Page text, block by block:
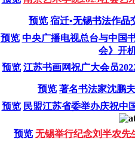
预览 宿迁•无锡书法作品
预览 中央广播电视总台与中国
会》开
预览 江苏书画网祝广大会员
预览 著名书法家沈鹏
预览 民盟江苏省委举办庆祝中
预览 无锡举行纪念刘半农先